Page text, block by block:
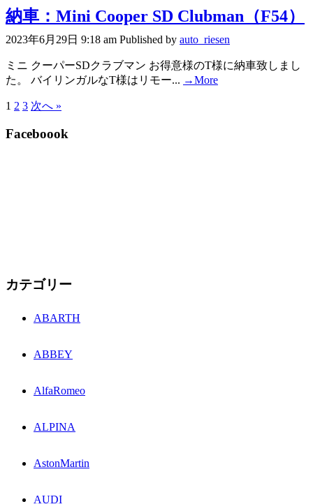
納車：Mini Cooper SD Clubman（F54）
2023年6月29日 9:18 am Published by auto_riesen
ミニ クーパーSDクラブマン お得意様のT様に納車致しまし
た。 バイリンガルなT様はリモー... →More
1 2 3 次へ »
Faceboook
カテゴリー
ABARTH
ABBEY
AlfaRomeo
ALPINA
AstonMartin
AUDI